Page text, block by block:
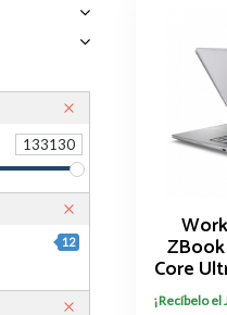
133130
12 ZBook
Core
512GB
¡Recíbelo el